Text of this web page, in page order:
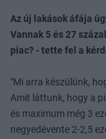
Az új lakások áfája
Vannak 5 és 27
piac? - tette fel a
"Mi arra készülünk,
Amit láttunk, hogy a
és maximum még 3
negyedévente 2-2,5